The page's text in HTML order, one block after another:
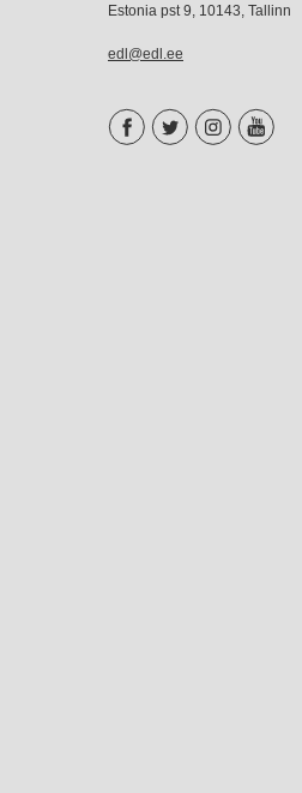
Estonia pst 9, 10143, Tallinn
edl@edl.ee